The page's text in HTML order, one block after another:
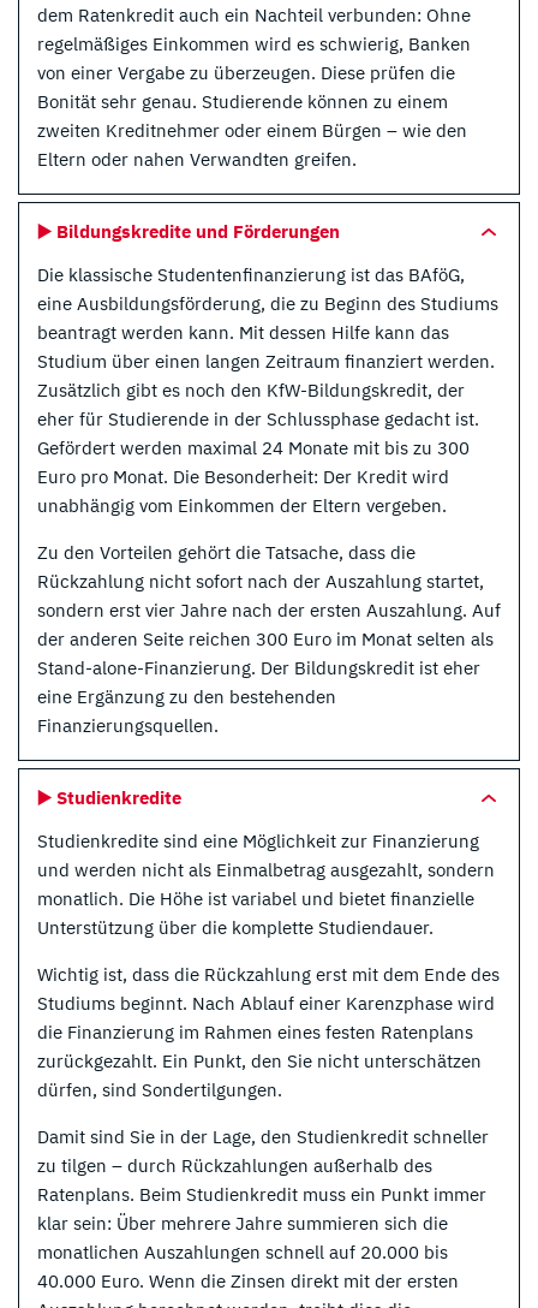
dem Ratenkredit auch ein Nachteil verbunden: Ohne
regelmäßiges Einkommen wird es schwierig, Banken
von einer Vergabe zu überzeugen. Diese prüfen die
Bonität sehr genau. Studierende können zu einem
zweiten Kreditnehmer oder einem Bürgen – wie den
Eltern oder nahen Verwandten greifen.
▶️ Bildungskredite und Förderungen
Die klassische Studentenfinanzierung ist das BAföG,
eine Ausbildungsförderung, die zu Beginn des Studiums
beantragt werden kann. Mit dessen Hilfe kann das
Studium über einen langen Zeitraum finanziert werden.
Zusätzlich gibt es noch den KfW-Bildungskredit, der
eher für Studierende in der Schlussphase gedacht ist.
Gefördert werden maximal 24 Monate mit bis zu 300
Euro pro Monat. Die Besonderheit: Der Kredit wird
unabhängig vom Einkommen der Eltern vergeben.
Zu den Vorteilen gehört die Tatsache, dass die
Rückzahlung nicht sofort nach der Auszahlung startet,
sondern erst vier Jahre nach der ersten Auszahlung. Auf
der anderen Seite reichen 300 Euro im Monat selten als
Stand-alone-Finanzierung. Der Bildungskredit ist eher
eine Ergänzung zu den bestehenden
Finanzierungsquellen.
▶️ Studienkredite
Studienkredite sind eine Möglichkeit zur Finanzierung
und werden nicht als Einmalbetrag ausgezahlt, sondern
monatlich. Die Höhe ist variabel und bietet finanzielle
Unterstützung über die komplette Studiendauer.
Wichtig ist, dass die Rückzahlung erst mit dem Ende des
Studiums beginnt. Nach Ablauf einer Karenzphase wird
die Finanzierung im Rahmen eines festen Ratenplans
zurückgezahlt. Ein Punkt, den Sie nicht unterschätzen
dürfen, sind Sondertilgungen.
Damit sind Sie in der Lage, den Studienkredit schneller
zu tilgen – durch Rückzahlungen außerhalb des
Ratenplans. Beim Studienkredit muss ein Punkt immer
klar sein: Über mehrere Jahre summieren sich die
monatlichen Auszahlungen schnell auf 20.000 bis
40.000 Euro. Wenn die Zinsen direkt mit der ersten